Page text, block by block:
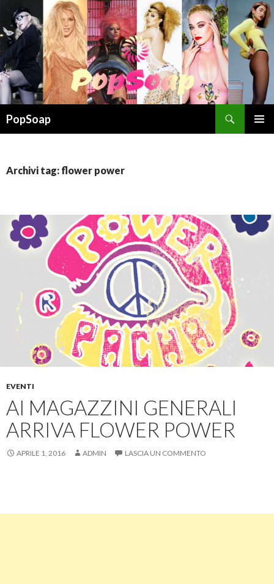
PopSoap
Archivi tag: flower power
EVENTI
AI MAGAZZINI GENERALI
ARRIVA FLOWER POWER
APRILE 1, 2016 ADMIN LASCIA UN COMMENTO